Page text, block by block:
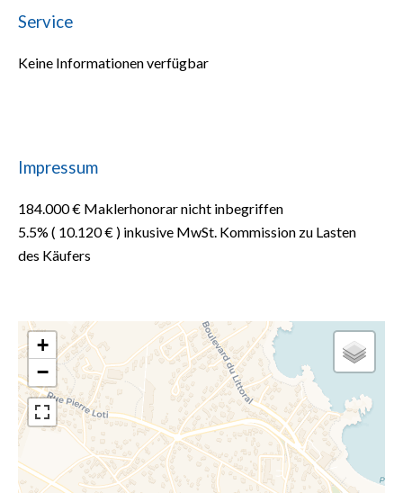
Service
Keine Informationen verfügbar
Impressum
184.000 € Maklerhonorar nicht inbegriffen
5.5% ( 10.120 € ) inkusive MwSt. Kommission zu Lasten
des Käufers
+
−